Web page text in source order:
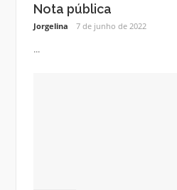
Nota pública
Jorgelina 7 de junho de 2022
...